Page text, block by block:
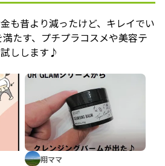
も昔より減ったけど、キレイでい
たす、プチプラコスメや美容テ
しします♪
翔ママ